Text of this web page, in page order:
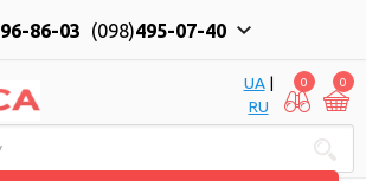
86-03 (098)495-07-40
UA|
RU
0 0